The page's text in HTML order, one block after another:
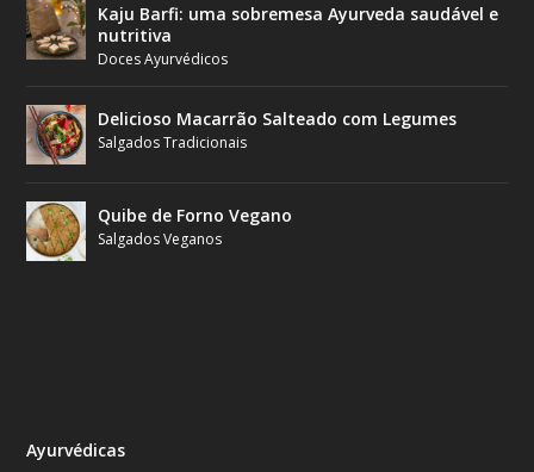
Kaju Barfi: uma sobremesa Ayurveda saudável e
nutritiva
Doces Ayurvédicos
Delicioso Macarrão Salteado com Legumes
Salgados Tradicionais
Quibe de Forno Vegano
Salgados Veganos
Ayurvédicas